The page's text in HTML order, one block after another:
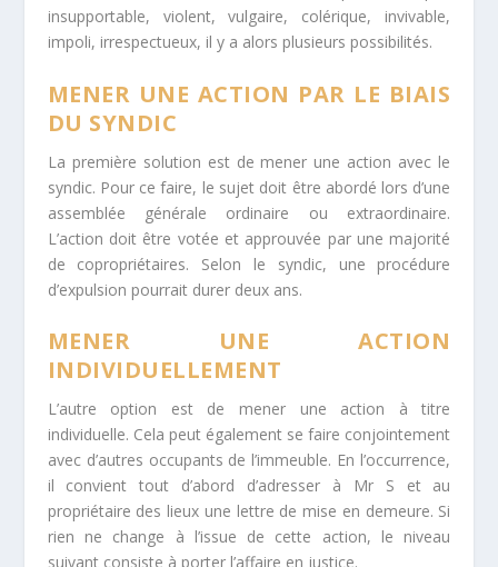
insupportable, violent, vulgaire, colérique, invivable,
impoli, irrespectueux, il y a alors plusieurs possibilités.
MENER UNE ACTION PAR LE BIAIS
DU SYNDIC
La première solution est de mener une action avec le
syndic. Pour ce faire, le sujet doit être abordé lors d’une
assemblée générale ordinaire ou extraordinaire.
L’action doit être votée et approuvée par une majorité
de copropriétaires. Selon le syndic, une procédure
d’expulsion pourrait durer deux ans.
MENER UNE ACTION
INDIVIDUELLEMENT
L’autre option est de mener une action à titre
individuelle. Cela peut également se faire conjointement
avec d’autres occupants de l’immeuble. En l’occurrence,
il convient tout d’abord d’adresser à Mr S et au
propriétaire des lieux une lettre de mise en demeure. Si
rien ne change à l’issue de cette action, le niveau
suivant consiste à porter l’affaire en justice.